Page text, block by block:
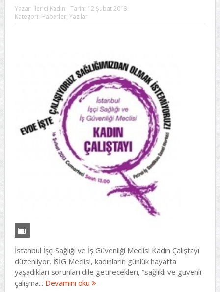
Yazar: İlerici Kadın Tarih: 12 Şubat 2013
Kategori: Haberler, Yazılar
İstanbul İşçi Sağlığı ve İş Güvenliği Meclisi Kadın Çalıştayı
düzenliyor. İSİG Meclisi, kadınların günlük hayatta
yaşadıkları sorunları dile getirecekleri, “sağlıklı ve güvenli
çalışma... Devamını oku